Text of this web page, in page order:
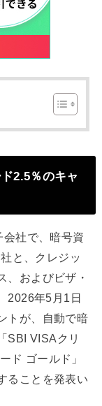
2.5％のキャ
社で、暗号資
と、クレジッ
、およびビザ・
2026年5月1日
トが、自動で暗
SBI VISAクリ
ド ゴールド」
ることを発表い